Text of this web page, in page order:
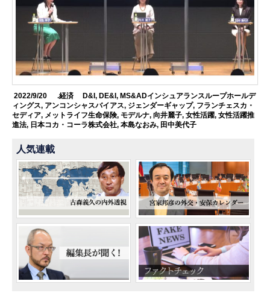
2022/9/20 .経済 D&I , DE&I , MS&ADインシュアランスループホールデ
ィングス, アンコンシャスバイアス, ジェンダーギャップ, フランチェスカ・
セディア, メットライフ生命保険, モデルナ,向井麗子,女性活躍,女性活躍推
進法, 日本コカ・コーラ株式会社,本島なおみ, 田中美代子
人気連載